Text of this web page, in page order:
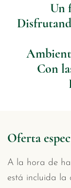
Un
Con
Oferta
A la hora de
está incluida la